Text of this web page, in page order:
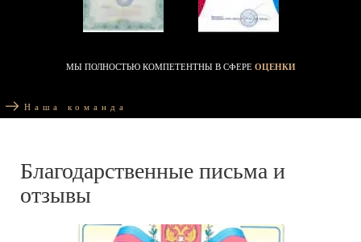
МЫ ПОЛНОСТЬЮ КОМПЕТЕНТНЫ В СФЕРЕ ОЦЕНКИ
Наша команда
Благодарственные письма и
отзывы